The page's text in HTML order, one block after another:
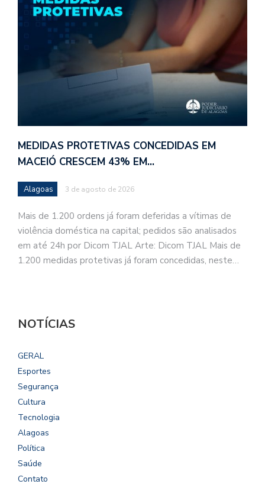
MEDIDAS PROTETIVAS CONCEDIDAS EM
MACEIÓ CRESCEM 43% EM…
Alagoas 3 de agosto de 2026
Mais de 1.200 ordens já foram deferidas a vítimas de
violência doméstica na capital; pedidos são analisados
em até 24h por Dicom TJAL Arte: Dicom TJAL Mais de
1.200 medidas protetivas já foram concedidas, neste…
NOTÍCIAS
GERAL
Esportes
Segurança
Cultura
Tecnologia
Alagoas
Política
Saúde
Contato